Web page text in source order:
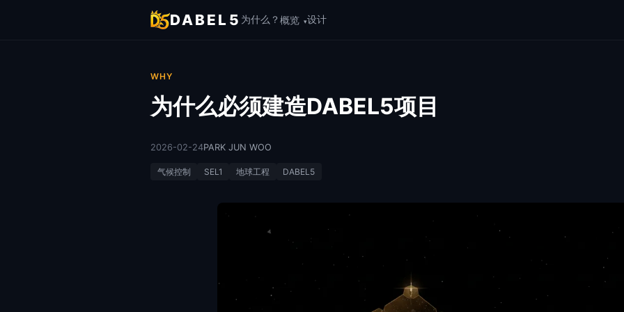
DABEL5 为什么？ 概览 ▾设计
WHY
为什么必须建造DABEL5项目
2026-02-24PARK JUN WOO
气候控制 SEL1 地球工程 DABEL5